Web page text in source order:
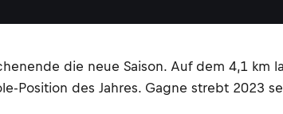
die neue Saison. Auf dem 4,1 km
Position des Jahres. Gagne strebt 2023